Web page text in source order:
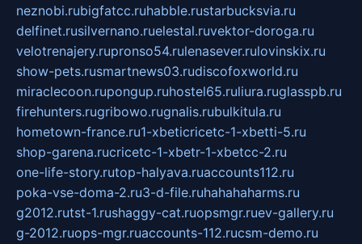
neznobi.rubigfatcc.ruhabble.rustarbucksvia.ru
delfinet.rusilvernano.ruelestal.ruvektor-doroga.ru
velotrenajery.rupronso54.rulenasever.rulovinskix.ru
show-pets.rusmartnews03.rudiscofoxworld.ru
miraclecoon.rupongup.ruhostel65.ruliura.ruglasspb.ru
firehunters.rugribowo.rugnalis.rubulkitula.ru
hometown-france.ru1-xbeticricetc-1-xbetti-5.ru
shop-garena.rucricetc-1-xbetr-1-xbetcc-2.ru
one-life-story.rutop-halyava.ruaccounts112.ru
poka-vse-doma-2.ru3-d-file.ruhahahaharms.ru
g2012.rutst-1.rushaggy-cat.ruopsmgr.ruev-gallery.ru
g-2012.ruops-mgr.ruaccounts-112.rucsm-demo.ru